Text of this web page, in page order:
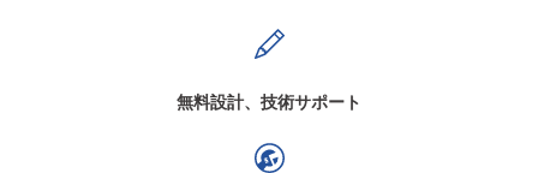
無料設計、技術サポート